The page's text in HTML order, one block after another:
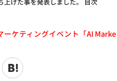
ーケティングイベント「AI Marke